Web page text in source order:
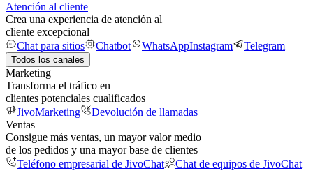
Atención al cliente
Crea una experiencia de atención al
cliente excepcional
Chat para sitios
Chatbot WhatsAppInstagram Telegram
Todos los canales
Marketing
Transforma el tráfico en
clientes potenciales cualificados
JivoMarketing
Devolución de llamadas
Ventas
Consigue más ventas, un mayor valor medio
de los pedidos y una mayor base de clientes
Teléfono empresarial de JivoChat
Chat de equipos de JivoChat